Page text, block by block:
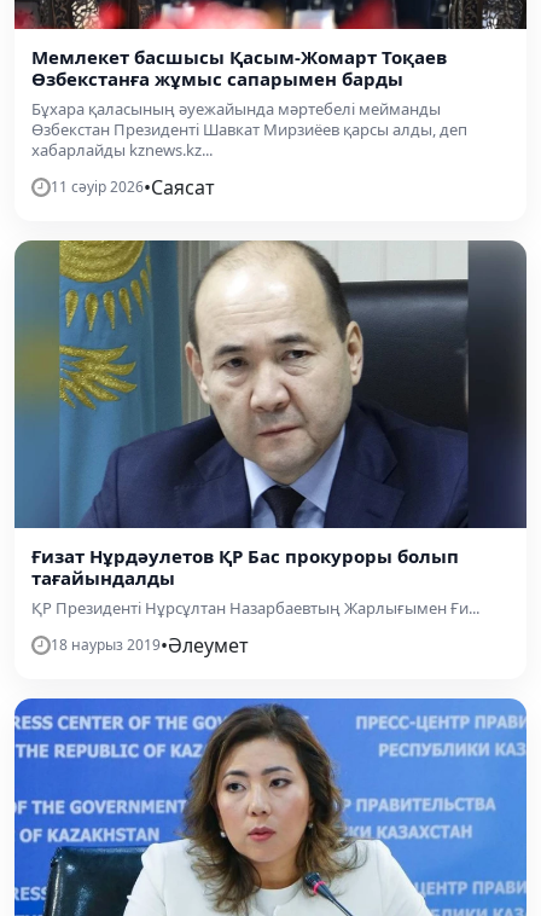
Мемлекет басшысы Қасым-Жомарт Тоқаев
Өзбекстанға жұмыс сапарымен барды
Бұхара қаласының әуежайында мәртебелі мейманды
Өзбекстан Президенті Шавкат Мирзиёев қарсы алды, деп
хабарлайды kznews.kz...
11 сәуір 2026•Саясат
Ғизат Нұрдәулетов ҚР Бас прокуроры болып
тағайындалды
ҚР Президенті Нұрсұлтан Назарбаевтың Жарлығымен Ғи...
18 наурыз 2019•Әлеумет